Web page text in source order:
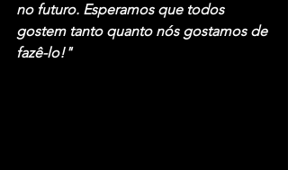
no futuro. Esperamos que todos
gostem tanto quanto nós gostamos de
fazê-lo!"